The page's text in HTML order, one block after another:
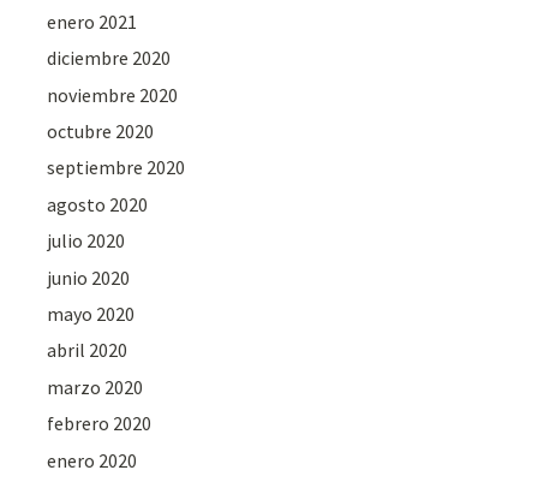
enero 2021
diciembre 2020
noviembre 2020
octubre 2020
septiembre 2020
agosto 2020
julio 2020
junio 2020
mayo 2020
abril 2020
marzo 2020
febrero 2020
enero 2020